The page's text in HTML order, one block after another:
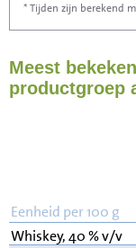
Stofzuigen
Strijken
* Tijden zijn berekend
Meest
productgroep
Eenheid per 100 g
Whiskey, 40 % v/v